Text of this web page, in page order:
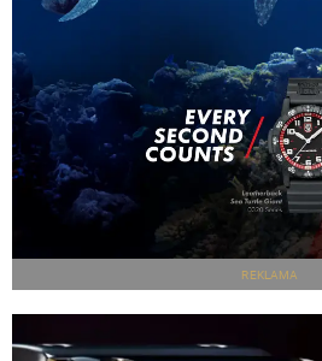
REKLAMA